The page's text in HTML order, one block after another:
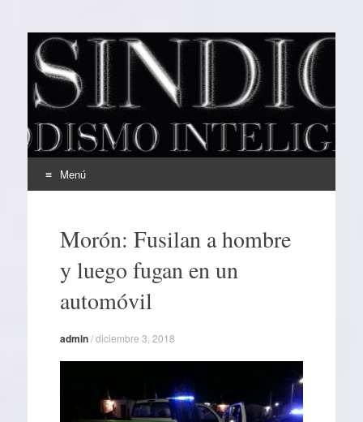
EL SINDICAL
Periodismo Inteligente
Menú
contenidoMorón: Fusilan a hombre
y luego fugan en un
automóvil
admin/diciembre 3, 2018